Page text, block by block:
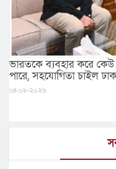
ভারতকে ব্যবহার করে কেউ
পারে, সহযোগিতা চাইল
০৪/০৮/২০২৬